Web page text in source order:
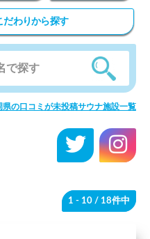
だわりから探す
県の口コミが未投稿サウナ施設一覧
1 - 10 / 18件中